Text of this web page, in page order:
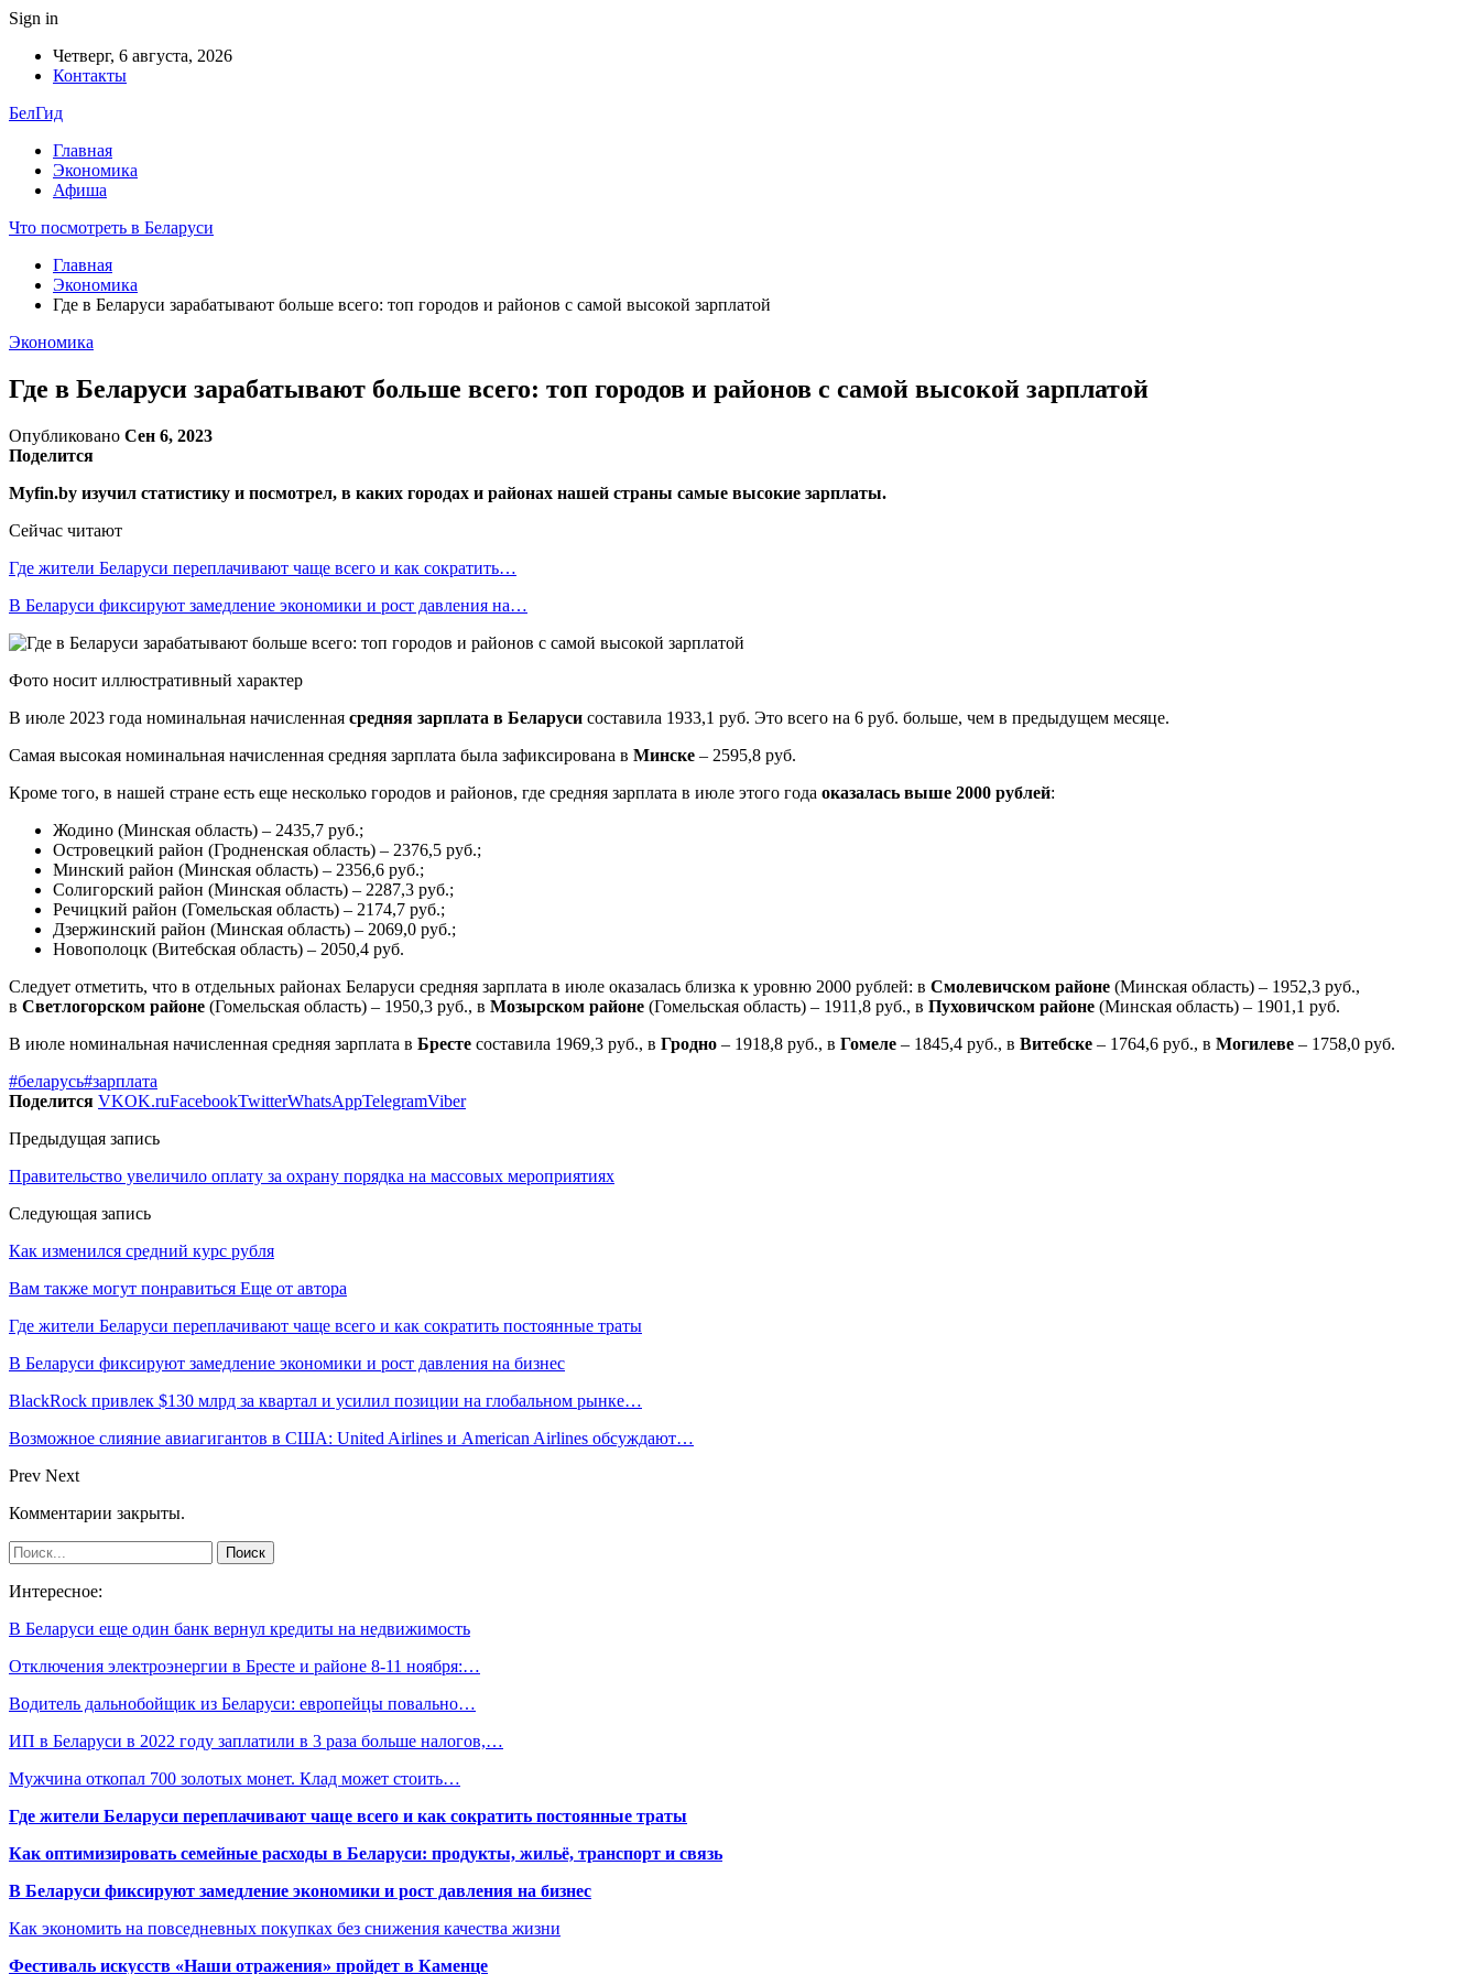
Sign in
Четверг, 6 августа, 2026
Контакты
БелГид
Главная
Экономика
Афиша
Что посмотреть в Беларуси
Главная
Экономика
Где в Беларуси зарабатывают больше всего: топ городов и районов с самой высокой зарплатой
Экономика
Где в Беларуси зарабатывают больше всего: топ городов и районов с самой высокой зарплатой
Опубликовано Сен 6, 2023
Поделится
Myfin.by изучил статистику и посмотрел, в каких городах и районах нашей страны самые высокие зарплаты.
Сейчас читают
Где жители Беларуси переплачивают чаще всего и как сократить…
В Беларуси фиксируют замедление экономики и рост давления на…
Фото носит иллюстративный характер
В июле 2023 года номинальная начисленная средняя зарплата в Беларуси составила 1933,1 руб. Это всего на 6 руб. больше, чем в предыдущем месяце.
Самая высокая номинальная начисленная средняя зарплата была зафиксирована в Минске – 2595,8 руб.
Кроме того, в нашей стране есть еще несколько городов и районов, где средняя зарплата в июле этого года оказалась выше 2000 рублей:
Жодино (Минская область) – 2435,7 руб.;
Островецкий район (Гродненская область) – 2376,5 руб.;
Минский район (Минская область) – 2356,6 руб.;
Солигорский район (Минская область) – 2287,3 руб.;
Речицкий район (Гомельская область) – 2174,7 руб.;
Дзержинский район (Минская область) – 2069,0 руб.;
Новополоцк (Витебская область) – 2050,4 руб.
Следует отметить, что в отдельных районах Беларуси средняя зарплата в июле оказалась близка к уровню 2000 рублей: в Смолевичском районе (Минская область) – 1952,3 руб.,
в Светлогорском районе (Гомельская область) – 1950,3 руб., в Мозырском районе (Гомельская область) – 1911,8 руб., в Пуховичском районе (Минская область) – 1901,1 руб.
В июле номинальная начисленная средняя зарплата в Бресте составила 1969,3 руб., в Гродно – 1918,8 руб., в Гомеле – 1845,4 руб., в Витебске – 1764,6 руб., в Могилеве – 1758,0 руб.
#беларусь#зарплата
Поделится VKOK.ruFacebookTwitterWhatsAppTelegramViber
Предыдущая запись
Правительство увеличило оплату за охрану порядка на массовых мероприятиях
Следующая запись
Как изменился средний курс рубля
Вам также могут понравиться Еще от автора
Где жители Беларуси переплачивают чаще всего и как сократить постоянные траты
В Беларуси фиксируют замедление экономики и рост давления на бизнес
BlackRock привлек $130 млрд за квартал и усилил позиции на глобальном рынке…
Возможное слияние авиагигантов в США: United Airlines и American Airlines обсуждают…
Prev Next
Комментарии закрыты.
Интересное:
В Беларуси еще один банк вернул кредиты на недвижимость
Отключения электроэнергии в Бресте и районе 8-11 ноября:…
Водитель дальнобойщик из Беларуси: европейцы повально…
ИП в Беларуси в 2022 году заплатили в 3 раза больше налогов,…
Мужчина откопал 700 золотых монет. Клад может стоить…
Где жители Беларуси переплачивают чаще всего и как сократить постоянные траты
Как оптимизировать семейные расходы в Беларуси: продукты, жильё, транспорт и связь
В Беларуси фиксируют замедление экономики и рост давления на бизнес
Как экономить на повседневных покупках без снижения качества жизни
Фестиваль искусств «Наши отражения» пройдет в Каменце